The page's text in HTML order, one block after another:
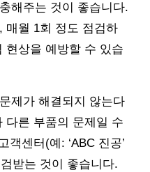
해주는 것이 좋습니다.
매월 1회 정도 점검하
현상을 예방할 수 있습
제가 해결되지 않는다
다른 부품의 문제일 수
객센터(예: ‘ABC 진공’
받는 것이 좋습니다.